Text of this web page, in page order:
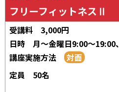
フリーフィットネスⅡ
受講料
3,000円
日時
月～金曜日9:00～19:00、
講座実施方法
定員
50名